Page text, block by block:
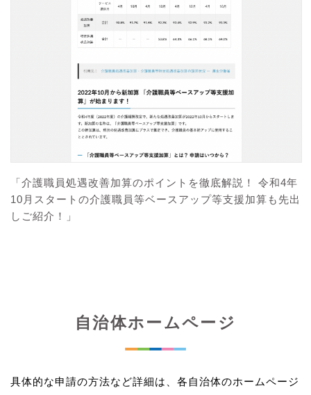
「介護職員処遇改善加算のポイントを徹底解説！ 令和4年
10月スタートの介護職員等ベースアップ等支援加算も先出
しご紹介！」
自治体ホームページ
具体的な申請の方法など詳細は、各自治体のホームページ